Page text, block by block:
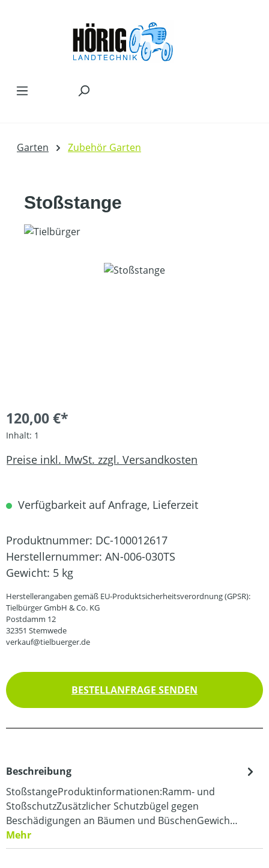
Garten Zubehör Garten
Stoßstange
Bildergalerie überspringen
120,00 €*
Inhalt: 1
Preise inkl. MwSt. zzgl. Versandkosten
Verfügbarkeit auf Anfrage, Lieferzeit
Produktnummer: DC-100012617
Herstellernummer: AN-006-030TS
Gewicht: 5 kg
Herstellerangaben gemäß EU-Produktsicherheitsverordnung (GPSR):
Tielbürger GmbH & Co. KG
Postdamm 12
32351 Stemwede
verkauf@tielbuerger.de
BESTELLANFRAGE SENDEN
Beschreibung
StoßstangeProduktinformationen:Ramm- und
StoßschutzZusätzlicher Schutzbügel gegen
Beschädigungen an Bäumen und BüschenGewich…
Mehr